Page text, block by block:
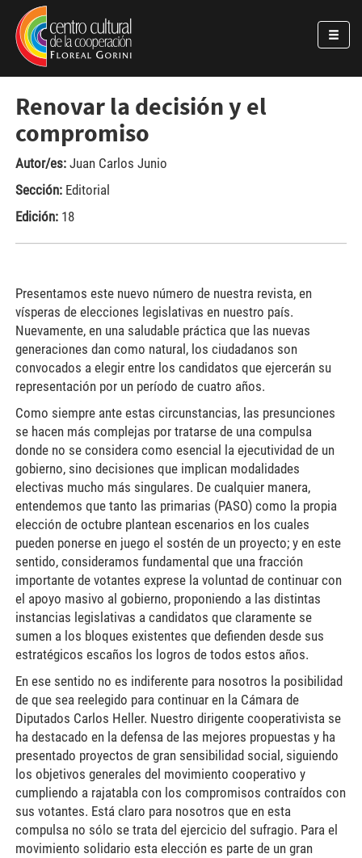
Pasar al contenido principal
Jump to main content
Renovar la decisión y el
compromiso
Autor/es: Juan Carlos Junio
Sección: Editorial
Edición: 18
Presentamos este nuevo número de nuestra revista, en
vísperas de elecciones legislativas en nuestro país.
Nuevamente, en una saludable práctica que las nuevas
generaciones dan como natural, los ciudadanos son
convocados a elegir entre los candidatos que ejercerán su
representación por un período de cuatro años.
Como siempre ante estas circunstancias, las presunciones
se hacen más complejas por tratarse de una compulsa
donde no se considera como esencial la ejecutividad de un
gobierno, sino decisiones que implican modalidades
electivas mucho más singulares. De cualquier manera,
entendemos que tanto las primarias (PASO) como la propia
elección de octubre plantean escenarios en los cuales
pueden ponerse en juego el sostén de un proyecto; y en este
sentido, consideramos fundamental que una fracción
importante de votantes exprese la voluntad de continuar con
el apoyo masivo al gobierno, proponiendo a las distintas
instancias legislativas a candidatos que claramente se
sumen a los bloques existentes que defienden desde sus
estratégicos escaños los logros de todos estos años.
En ese sentido no es indiferente para nosotros la posibilidad
de que sea reelegido para continuar en la Cámara de
Diputados Carlos Heller. Nuestro dirigente cooperativista se
ha destacado en la defensa de las mejores propuestas y ha
presentado proyectos de gran sensibilidad social, siguiendo
los objetivos generales del movimiento cooperativo y
cumpliendo a rajatabla con los compromisos contraídos con
sus votantes. Está claro para nosotros que en esta
compulsa no sólo se trata del ejercicio del sufragio. Para el
movimiento solidario esta elección es parte de un gran